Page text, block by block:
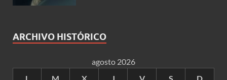
ARCHIVO HISTÓRICO
agosto 2026